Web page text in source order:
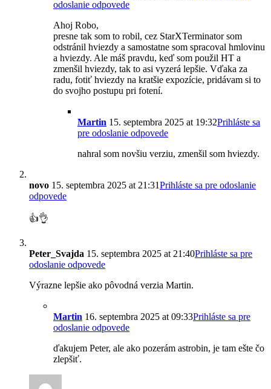
odoslanie odpovede
Ahoj Robo,
presne tak som to robil, cez StarXTerminator som
odstránil hviezdy a samostatne som spracoval hmlovinu
a hviezdy. Ale máš pravdu, keď som použil HT a
zmenšil hviezdy, tak to asi vyzerá lepšie. Vďaka za
radu, fotiť hviezdy na kratšie expozície, pridávam si to
do svojho postupu pri fotení.
Martin 15. septembra 2025 at 19:32Prihláste sa
pre odoslanie odpovede
nahral som novšiu verziu, zmenšil som hviezdy.
novo 15. septembra 2025 at 21:31Prihláste sa pre odoslanie
odpovede
👍👌
Peter_Svajda 15. septembra 2025 at 21:40Prihláste sa pre
odoslanie odpovede
Výrazne lepšie ako pôvodná verzia Martin.
Martin 16. septembra 2025 at 09:33Prihláste sa pre
odoslanie odpovede
ďakujem Peter, ale ako pozerám astrobin, je tam ešte čo
zlepšiť.